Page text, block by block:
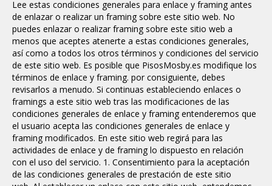
Lee estas condiciones generales para enlace y framing antes
de enlazar o realizar un framing sobre este sitio web. No
puedes enlazar o realizar framing sobre este sitio web a
menos que aceptes atenerte a estas condiciones generales,
así como a todos los otros términos y condiciones del servicio
de este sitio web. Es posible que PisosMosby.es modifique los
términos de enlace y framing. por consiguiente, debes
revisarlos a menudo. Si continuas estableciendo enlaces o
framings a este sitio web tras las modificaciones de las
condiciones generales de enlace y framing entenderemos que
el usuario acepta las condiciones generales de enlace y
framing modificados. En este sitio web regirá para las
actividades de enlace y de framing lo dispuesto en relación
con el uso del servicio. 1. Consentimiento para la aceptación
de las condiciones generales de prestación de este sitio